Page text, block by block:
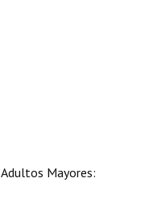
Mayores: